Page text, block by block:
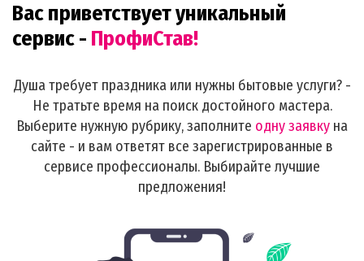
Вас приветствует уникальный
сервис - ПрофиСтав!
Душа требует праздника или нужны бытовые услуги? -
Не тратьте время на поиск достойного мастера.
Выберите нужную рубрику, заполните одну заявку на
сайте - и вам ответят все зарегистрированные в
сервисе профессионалы. Выбирайте лучшие
предложения!